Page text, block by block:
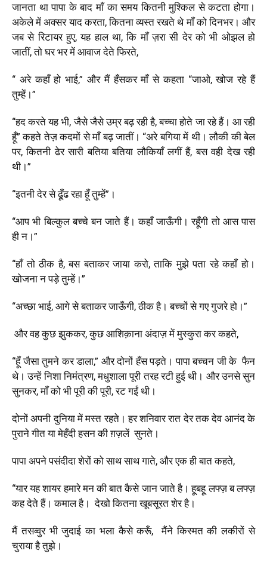
जानता था पापा के बाद माँ का समय कितनी मुश्किल से कटता होगा।
अकेले में अक्सर याद करता, कितना व्यस्त रखते थे माँ को दिनभर। और
जब सेरिटायर हुए, यह हाल था, कि माँज़रा सी देर को भी ओझल हो
जातीं, तो घर भर में आवाज देते फिरते,
“ अरे कहाँ हो भाई,” और मैं हँसकर माँ से कहता “जाओ, खोज रहे हैं
तुम्हें।”
“हद करते यह भी, जैसे जैसे उम्र बढ़ रही है, बच्चा होते जा रहे हैं। आ रही
हूँ” कहते तेज़ कदमों से माँ बढ़ जातीं। “अरे बगिया में थी। लौकी की बेल
पर, कितनी ढेर सारी बतिया बतिया लौकियाँ लगीं हैं, बस वही देख रही
थी।”
“इतनी देर से ढूँढ रहा हूँ तुम्हें” ।
“आप भी बिल्कुल बच्चे बन जाते हैं। कहाँ जाऊँगी। रहूँगी तो आस पास
ही न।”
“हाँ तो ठीक है, बस बताकर जाया करो, ताकि मुझे पता रहे कहाँ हो।
खोजना न पड़े तुम्हें।”
“अच्छा भाई, आगे से बताकर जाऊँगी, ठीक है। बच्चों से गए गुजरे हो।”
और वह कुछ झुककर,कुछ आशिक़ाना अंदाज़ मेंमुस्कुरा कर कहते,
“हूँ जैसा तुमने कर डाला,” और दोनों हँस पड़ते। पापा बच्चन जी के फैन
थे। उन्हें निशा निमंत्रण, मधुशाला पूरी तरह रटी हुई थी। और उनसे सुन
सुनकर,माँ को भीपूरी की पूरी, रट गईं थी।
दोनों अपनी दुनिया में मस्त रहते। हर शनिवार रात देर तक देव आनंद के
पुराने गीत या मेहँदी हसन की ग़ज़लें सुनते।
पापा अपने पसंदीदा शेरों को साथ साथ गाते, और एक ही बात कहते,
“यार यह शायर हमारे मन की बात कैसे जान जाते है। हूबहू लफ्ज़ ब लफ्ज़
कह देते हैं। कमाल है। देखो कितना खूबसूरत शेर है।
मैं तसव्वुर भी जुदाई का भला कैसे करूँ, मैंने किस्मत की लकीरों से
चुराया है तुझे।